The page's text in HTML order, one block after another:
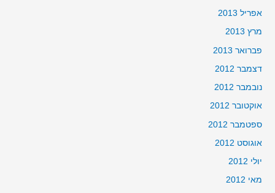
אפריל 2013
מרץ 2013
פברואר 2013
דצמבר 2012
נובמבר 2012
אוקטובר 2012
ספטמבר 2012
אוגוסט 2012
יולי 2012
מאי 2012